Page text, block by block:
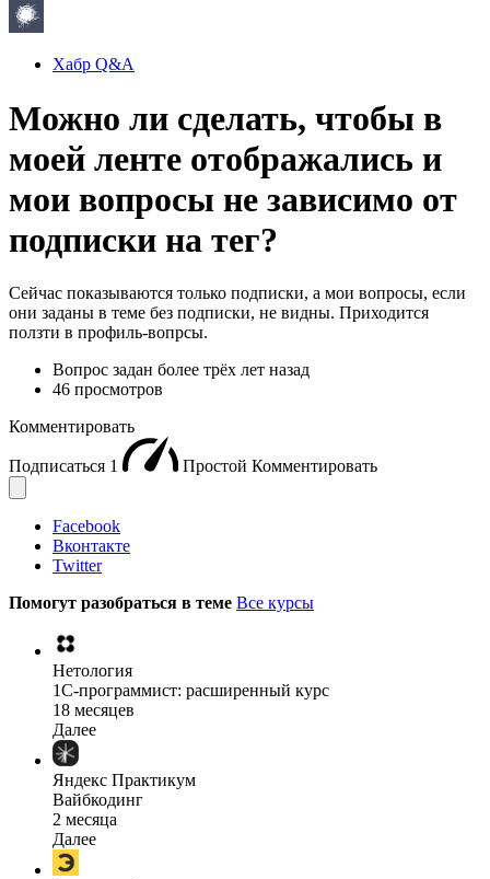
Хабр Q&A
Можно ли сделать, чтобы в
моей ленте отображались и
мои вопросы не зависимо от
подписки на тег?
Сейчас показываются только подписки, а мои вопросы, если
они заданы в теме без подписки, не видны. Приходится
ползти в профиль-вопрсы.
Вопрос задан более трёх лет назад
46 просмотров
Комментировать
Подписаться 1 Простой Комментировать
Facebook
Вконтакте
Twitter
Помогут разобраться в теме Все курсы
Нетология
1C-программист: расширенный курс
18 месяцев
Далее
Яндекс Практикум
Вайбкодинг
2 месяца
Далее